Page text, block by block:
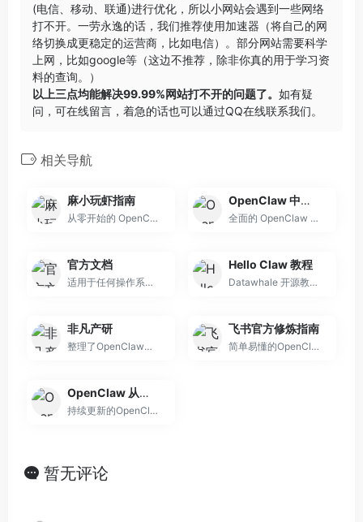
(电信、移动、联通)进行优化，所以小网站会遇到一些网络
打不开。一劳永逸的话，我们推荐使用加速器（将自己的网
络切换成更稳定的运营商，比如电信）。部分网站需要科学
上网，比如google等（这边不推荐，除非你真的用于学习资
料的查询。）
以上三点均能解决99.99%网站打不开的问题了。 如有疑
问，可在线留言，着急的话也可以通过QQ在线联系我们。
相关导航
麻小玩虾指南
从零开始的 OpenClaw 使用指南，适用于所有人群
OpenClaw 中文学习手册
全面的 OpenClaw 中文教程网站，帮助你从零开始掌握 OpenClaw AI 助手框架
官方文档
适用于任何操作系统的 AI 智能体 Gateway 网关，支持 WhatsApp、Telegram、Discord、iMessage 等
Hello Claw 教程
Datawhale 开源教程，从零领养到构建 AI 助手
非凡产研
整理了OpenClaw核心概念、适用场景、快速预览，助力从零开始完成OpenClaw首次部署和运行
飞书官方修炼指南
简单易懂的OpenClaw云端部署教程，一分钟即可完成部署
OpenClaw 从入门到精通
持续更新的OpenClaw知识库文档，文档大部分都是基于实际体验测试来手动编写的
暂无评论